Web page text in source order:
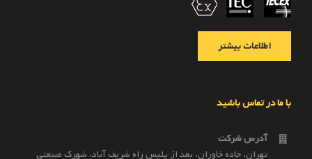
اطلاعات بیشتر
با ما در تماس باشید
آدرس شرکت
تهران، جاده خاوران، بعد از پليس راه شريف آباد، شهرک صنعتى